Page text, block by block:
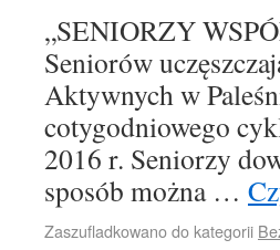
„SENIORZY
Seniorów
Aktywnych w
cotygodniowego
2016 r. Seniorzy
sposób można …
Zaszufladkowano do kategorii